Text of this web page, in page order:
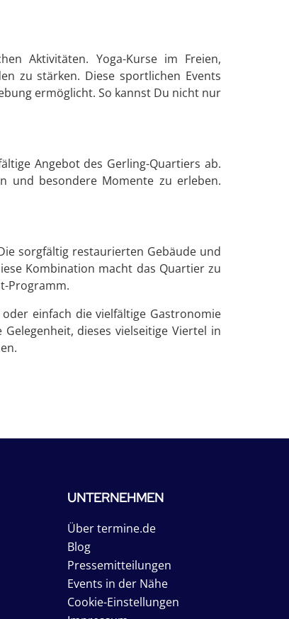
Aktivitäten. Yoga-Kurse im Freien,
zu stärken. Diese sportlichen Events
ermöglicht. So kannst Du nicht nur
Angebot des Gerling-Quartiers ab.
und besondere Momente zu erleben.
sorgfältig restaurierten Gebäude und
Kombination macht das Quartier zu
Programm.
einfach die vielfältige Gastronomie
dieses vielseitige Viertel in
UNTERNEHMEN
Über termine.de
Blog
Pressemitteilungen
Events in der Nähe
Cookie-Einstellungen